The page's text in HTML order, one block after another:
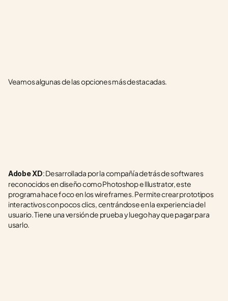
Veamos algunas de las opciones más destacadas.
Adobe XD: Desarrollada por la compañía detrás de softwares
reconocidos en diseño como Photoshop e lllustrator, este
programa hace foco en los wireframes. Permite crear prototipos
interactivos con pocos clics, centrándose en la experiencia del
usuario. Tiene una versión de prueba y luego hay que pagar para
usarlo.